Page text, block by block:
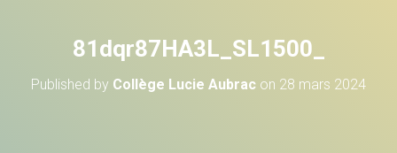
81dqr87HA3L_SL1500_
Published by Collège Lucie Aubrac on 28 mars 2024